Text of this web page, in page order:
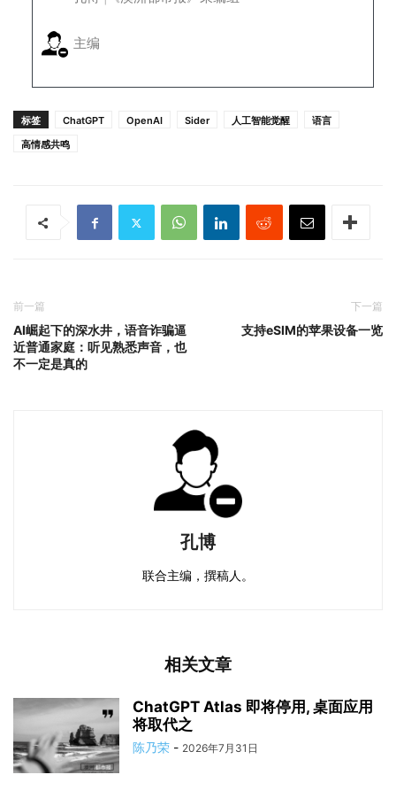
主编
标签 ChatGPT OpenAI Sider 人工智能觉醒
语言
高情感共鸣
前一篇
AI崛起下的深水井，语音诈骗逼
近普通家庭：听见熟悉声音，也
不一定是真的
下一篇
支持eSIM的苹果设备一览
孔博
联合主编，撰稿人。
相关文章
ChatGPT Atlas 即将停用, 桌面应用
将取代之
陈乃荣 - 2026年7月31日